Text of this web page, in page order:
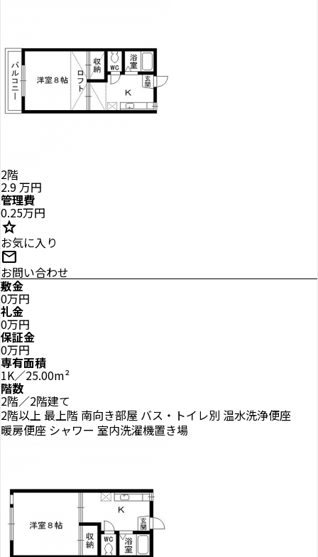
2階
2.9万円
管理費
0.25万円
star
お気に入り
mail
お問い合わせ
敷金
0万円
礼金
0万円
保証金
0万円
専有面積
1K／25.00m²
階数
2階／2階建て
2階以上 最上階 南向き部屋 バス・トイレ別 温水洗浄便座
暖房便座 シャワー 室内洗濯機置き場